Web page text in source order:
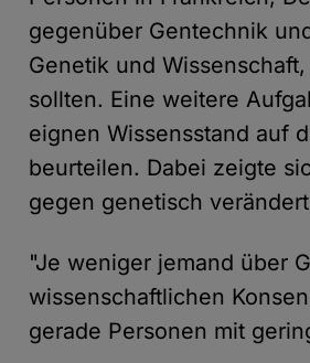
gegenüber Gentechnik
Genetik und
sollten. Eine weitere
eignen Wissensstand auf
beurteilen. Dabei zeigte
gegen genetisch
"Je weniger jemand über
wissenschaftlichen
gerade Personen mit